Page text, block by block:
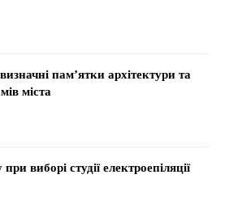
пам’ятки архітектури та
міста
виборі студії електроепіляції